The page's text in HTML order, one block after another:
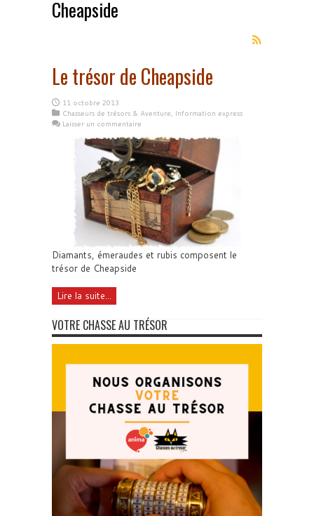
Cheapside
Le trésor de Cheapside
11 octobre 2013
Chasseurs de trésors & Aventure, Information express
Laisser un commentaire
Diamants, émeraudes et rubis composent le
trésor de Cheapside
Lire la suite...
VOTRE CHASSE AU TRÉSOR